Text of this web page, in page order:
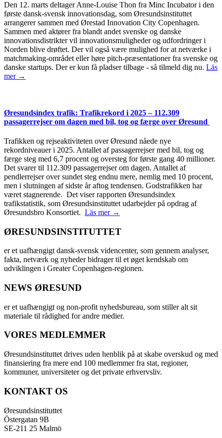
Den 12. marts deltager Anne-Louise Thon fra Minc Incubator i den
første dansk-svensk innovationsdag, som Øresundsinstituttet
arrangerer sammen med Ørestad Innovation City Copenhagen.
Sammen med aktører fra blandt andet svenske og danske
innovationsdistrikter vil innovationsmuligheder og udfordringer i
Norden blive drøftet. Der vil også være mulighed for at netværke i
matchmaking-området eller høre pitch-præsentationer fra svenske og
danske startups. Der er kun få pladser tilbage - så tilmeld dig nu. Läs
mer →
Øresundsindex trafik: Trafikrekord i 2025 – 112.309
passagerrejser om dagen med bil, tog og færge over Øresund
Trafikken og rejseaktiviteten over Øresund nåede nye
rekordniveauer i 2025. Antallet af passagerrejser med bil, tog og
færge steg med 6,7 procent og oversteg for første gang 40 millioner.
Det svarer til 112.309 passagerrejser om dagen. Antallet af
pendlerrejser over sundet steg endnu mere, nemlig med 10 procent,
men i slutningen af sidste år aftog tendensen. Godstrafikken har
været stagnerende. Det viser rapporten Øresundsindex
trafikstatistik, som Øresundsinstituttet udarbejder på opdrag af
Øresundsbro Konsortiet. Läs mer →
ØRESUNDSINSTITUTTET
er et uafhængigt dansk-svensk videncenter, som gennem analyser,
fakta, netværk og nyheder bidrager til et øget kendskab om
udviklingen i Greater Copenhagen-regionen.
NEWS ØRESUND
er et uafhængigt og non-profit nyhedsbureau, som stiller alt sit
materiale til rådighed for andre medier.
VORES MEDLEMMER
Øresundsinstituttet drives uden henblik på at skabe overskud og med
finansiering fra mere end 100 medlemmer fra stat, regioner,
kommuner, universiteter og det private erhvervsliv.
KONTAKT OS
Øresundsinstituttet
Östergatan 9B
SE-211 25 Malmö